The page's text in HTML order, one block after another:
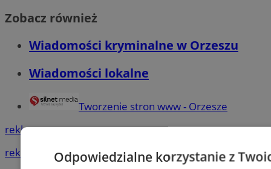
Zobacz również
Wiadomości kryminalne w Orzeszu
Wiadomości lokalne
Tworzenie stron www - Orzesze
reklama
reklama
Odpowiedzialne korzystanie z